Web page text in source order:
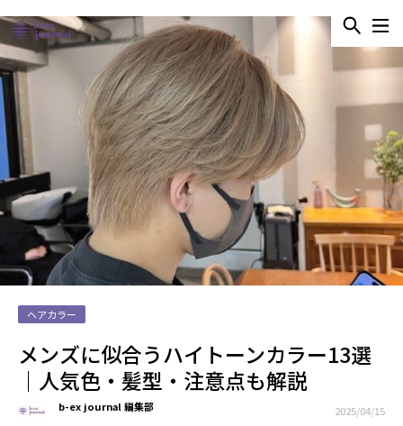
ヘアカラー
メンズに似合うハイトーンカラー13選
｜人気色・髪型・注意点も解説
b-ex journal 編集部 2025/04/15